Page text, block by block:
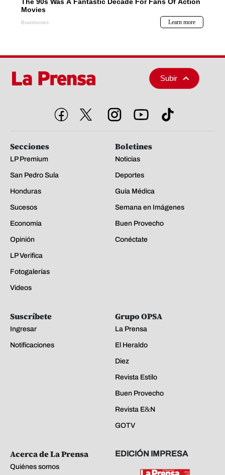
Subir
Secciones
LP Premium
San Pedro Sula
Honduras
Sucesos
Economía
Opinión
LP Verifica
Fotogalerías
Videos
Boletines
Noticias
Deportes
Guía Médica
Semana en Imágenes
Buen Provecho
Conéctate
Suscríbete
Ingresar
Notificaciones
Grupo OPSA
La Prensa
El Heraldo
Diez
Revista Estilo
Buen Provecho
Revista E&N
GOTV
Acerca de La Prensa
Quiénes somos
EDICIÓN IMPRESA